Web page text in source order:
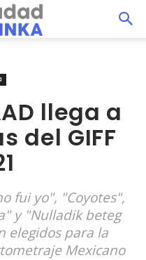
llega a
del GIFF
fui yo", "Coyotes",
y "Nulladik beteg
elegidos para la
Mexicano